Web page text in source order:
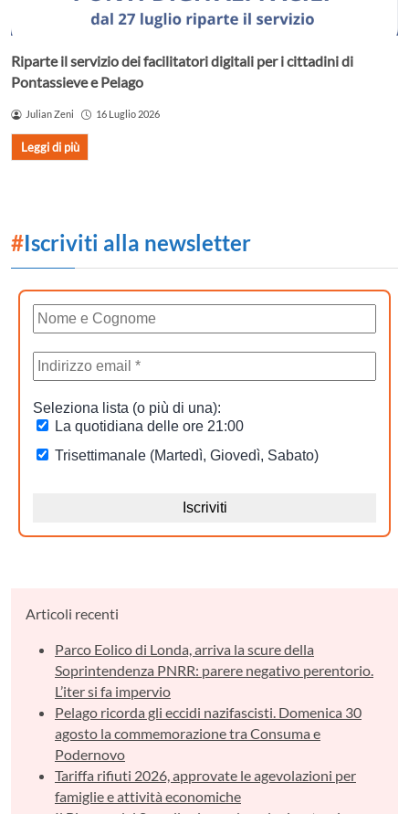
Riparte il servizio dei facilitatori digitali per i cittadini di
Pontassieve e Pelago
Julian Zeni 16 Luglio 2026
Leggi di più
#Iscriviti alla newsletter
Articoli recenti
Parco Eolico di Londa, arriva la scure della
Soprintendenza PNRR: parere negativo perentorio.
L’iter si fa impervio
Pelago ricorda gli eccidi nazifascisti. Domenica 30
agosto la commemorazione tra Consuma e
Podernovo
Tariffa rifiuti 2026, approvate le agevolazioni per
famiglie e attività economiche